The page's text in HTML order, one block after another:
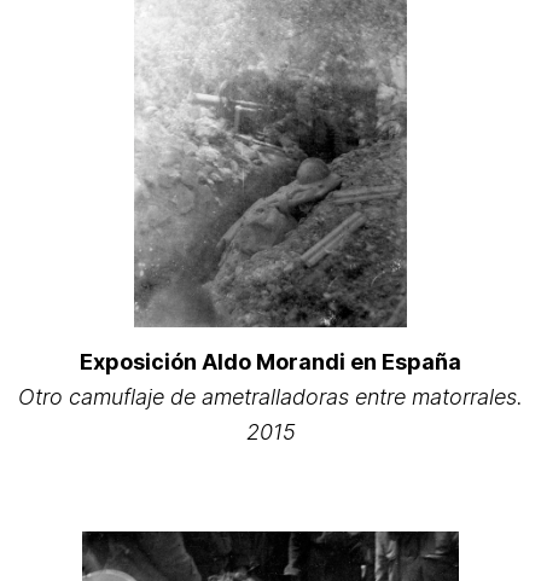
Exposición Aldo Morandi en España
Otro camuflaje de ametralladoras entre matorrales.
2015